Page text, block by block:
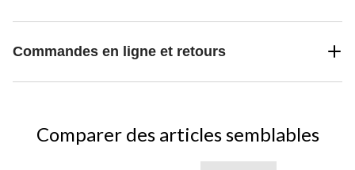
Commandes en ligne et retours
Comparer des articles semblables